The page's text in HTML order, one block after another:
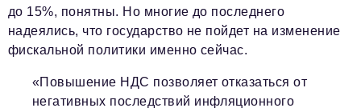
до 15%, понятны. Но многие до последнего
надеялись, что государство не пойдет на изменение
фискальной политики именно сейчас.
«Повышение НДС позволяет отказаться от
негативных последствий инфляционного